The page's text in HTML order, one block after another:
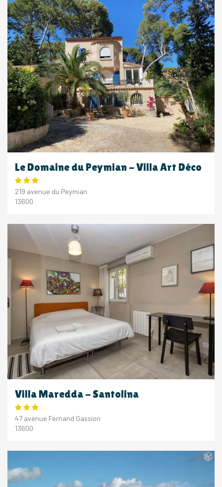
Le Domaine du Peymian - Villa Art Déco
219 avenue du Peymian
13600
Villa Maredda - Santolina
47 avenue Fernand Gassion
13600